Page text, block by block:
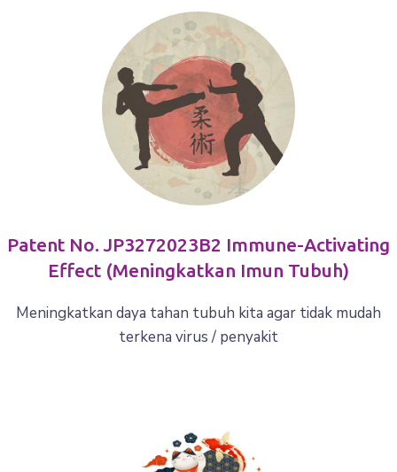
Patent No. JP3272023B2 Immune-Activating
Effect (meningkatkan Imun Tubuh)
Meningkatkan daya tahan tubuh kita agar tidak mudah
terkena virus / penyakit